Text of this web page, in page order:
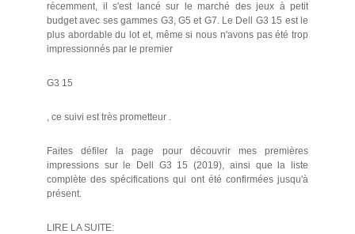
récemment, il s'est lancé sur le marché des jeux à petit
budget avec ses gammes G3, G5 et G7. Le Dell G3 15 est le
plus abordable du lot et, même si nous n'avons pas été trop
impressionnés par le premier
G3 15
, ce suivi est très prometteur .
Faites défiler la page pour découvrir mes premières
impressions sur le Dell G3 15 (2019), ainsi que la liste
complète des spécifications qui ont été confirmées jusqu'à
présent.
LIRE LA SUITE: